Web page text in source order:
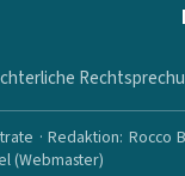
· Redaktion: Rocco
(Webmaster)